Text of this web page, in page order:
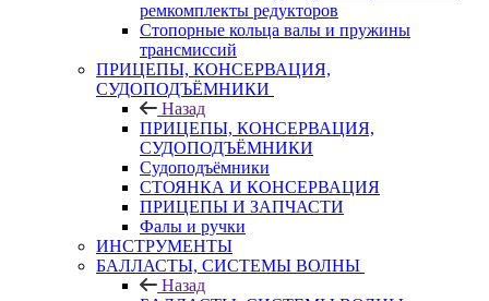
ремкомплекты редукторов
Стопорные кольца валы и пружины
трансмиссий
ПРИЦЕПЫ, КОНСЕРВАЦИЯ,
СУДОПОДЪЁМНИКИ
Назад
ПРИЦЕПЫ, КОНСЕРВАЦИЯ,
СУДОПОДЪЁМНИКИ
Судоподъёмники
СТОЯНКА И КОНСЕРВАЦИЯ
ПРИЦЕПЫ И ЗАПЧАСТИ
Фалы и ручки
ИНСТРУМЕНТЫ
БАЛЛАСТЫ, СИСТЕМЫ ВОЛНЫ
Назад